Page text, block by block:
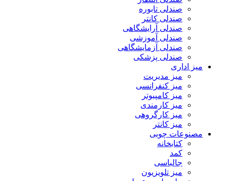
صندلی تابوره
صندلی کانتر
صندلی آرایشگاهی
صندلی آموزشی
صندلی آزمایشگاهی
صندلی پزشکی
میز اداری
میز مدیریت
میز کنفرانسی
میز کامپیوتر
میز کارمندی
میز کارگروهی
میز کانتر
مصنوعات چوبی
کتابخانه
کمد
جالباسی
میز تلویزیون